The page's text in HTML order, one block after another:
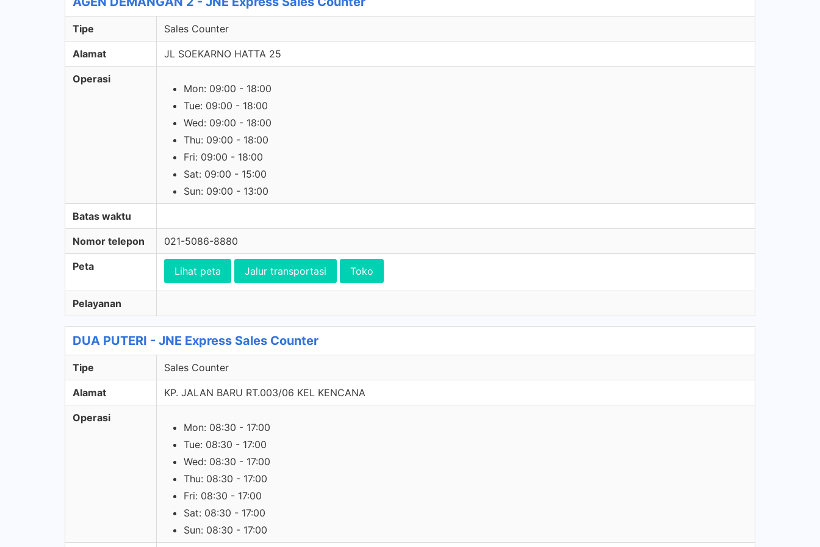
Tipe Sales Counter
Alamat JL SOEKARNO HATTA 25
Operasi
Mon: 09:00 - 18:00
Tue: 09:00 - 18:00
Wed: 09:00 - 18:00
Thu: 09:00 - 18:00
Fri: 09:00 - 18:00
Sat: 09:00 - 15:00
Sun: 09:00 - 13:00
Batas waktu
Nomor telepon 021-5086-8880
Peta Lihat peta Jalur transportasi Toko
Pelayanan
DUA PUTERI - JNE Express Sales Counter
Tipe Sales Counter
Alamat KP. JALAN BARU RT.003/06 KEL KENCANA
Operasi
Mon: 08:30 - 17:00
Tue: 08:30 - 17:00
Wed: 08:30 - 17:00
Thu: 08:30 - 17:00
Fri: 08:30 - 17:00
Sat: 08:30 - 17:00
Sun: 08:30 - 17:00